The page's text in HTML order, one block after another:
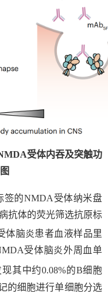
受体内吞及突触功
签的NMDA 受体纳米盘
抗体的荧光筛选抗原标
体脑炎患者血液样品里
受体脑炎外周血单
其中约0.08%的B细胞
的细胞进行单细胞分选